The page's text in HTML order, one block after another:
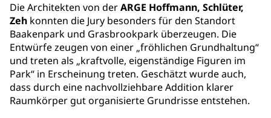
Die Architekten von derARGE Hoffmann, Schlüter,
Zeh konnten die Jury besonders für den Standort
Baakenpark und Grasbrookpark überzeugen. Die
Entwürfe zeugen von einer „fröhlichen Grundhaltung“
und treten als „kraftvolle, eigenständige Figuren im
Park“ in Erscheinung treten. Geschätzt wurde auch,
dass durch eine nachvollziehbare Addition klarer
Raumkörper gut organisierte Grundrisse entstehen.